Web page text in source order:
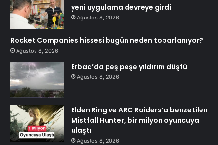
yeni uygulama devreye girdi
Ağustos 8, 2026
Rocket Companies hissesi bugün neden toparlanıyor?
Ağustos 8, 2026
Erbaa’da peş peşe yıldırım düştü
Ağustos 8, 2026
Elden Ring ve ARC Raiders’a benzetilen
Mistfall Hunter, bir milyon oyuncuya
ulaştı
Ağustos 8, 2026